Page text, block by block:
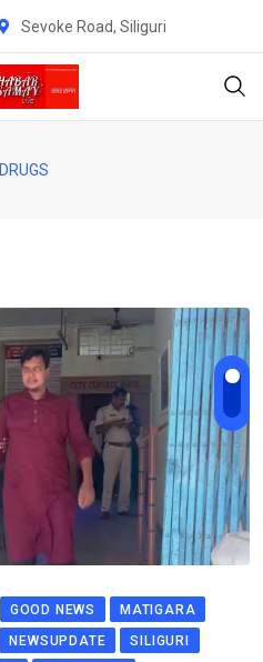
Sevoke Road, Siliguri
DRUGS
GOOD NEWS
MATIGARA
NEWSUPDATE
SILIGURI